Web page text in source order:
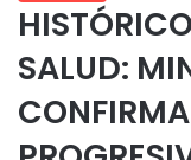
SALUD: